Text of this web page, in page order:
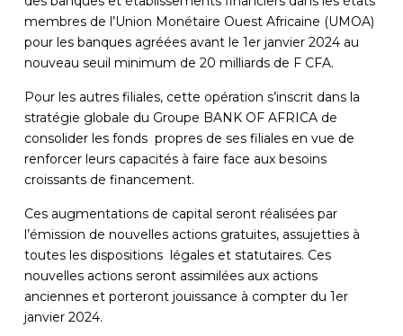
membres de l’Union Monétaire Ouest Africaine (UMOA)
pour les banques agréées avant le 1er janvier 2024 au
nouveau seuil minimum de 20 milliards de F CFA.
Pour les autres filiales, cette opération s’inscrit dans la
stratégie globale du Groupe BANK OF AFRICA de
consolider les fonds propres de ses filiales en vue de
renforcer leurs capacités à faire face aux besoins
croissants de financement.
Ces augmentations de capital seront réalisées par
l’émission de nouvelles actions gratuites, assujetties à
toutes les dispositions légales et statutaires. Ces
nouvelles actions seront assimilées aux actions
anciennes et porteront jouissance à compter du 1er
janvier 2024.